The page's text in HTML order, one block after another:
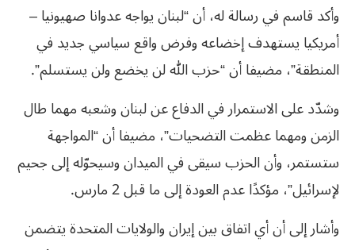
وأكد قاسم في رسالة له، أن “لبنان يواجه عدوانا صهيونيا –
أمريكيا يستهدف إخضاعه وفرض واقع سياسي جديد في
المنطقة”، مضيفا أن “حزب الله لن يخضع ولن يستسلم”.
وشدّد على الاستمرار في الدفاع عن لبنان وشعبه مهما طال
الزمن ومهما عظمت التضحيات”، مضيفا أن “المواجهة
ستستمر، وأن الحزب سيقى في الميدان وسيحوّله إلى جحيم
لإسرائيل”، مؤكدًا عدم العودة إلى ما قبل 2 مارس.
وأشار إلى أن أي اتفاق بين إيران والولايات المتحدة يتضمن